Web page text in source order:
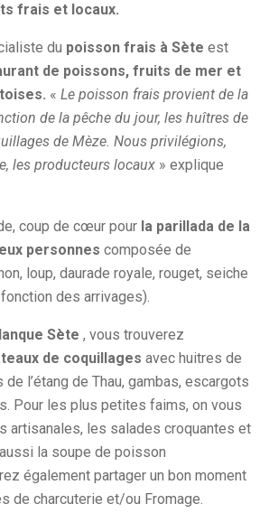
frais et locaux.
du poisson frais à Sète est
de poissons, fruits de mer et
« Le poisson frais provient de la
de la pêche du jour, les huîtres de
de Mèze. Nous privilégions,
les producteurs locaux » explique
coup de cœur pour la parillada de la
personnes composée de
loup, daurade royale, rouget, seiche
des arrivages).
Sète , vous trouverez
de coquillages avec huitres de
l’étang de Thau, gambas, escargots
Pour les plus petites faims, on vous
artisanales, les salades croquantes et
la soupe de poisson
également partager un bon moment
de charcuterie et/ou Fromage.